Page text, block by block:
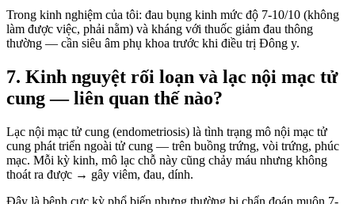
Trong kinh nghiệm của tôi: đau bụng kinh mức độ 7-10/10 (không
làm được việc, phải nằm) và kháng với thuốc giảm đau thông
thường — cần siêu âm phụ khoa trước khi điều trị Đông y.
7. Kinh nguyệt rối loạn và lạc nội mạc tử
cung — liên quan thế nào?
Lạc nội mạc tử cung (endometriosis) là tình trạng mô nội mạc tử
cung phát triển ngoài tử cung — trên buồng trứng, vòi trứng, phúc
mạc. Mỗi kỳ kinh, mô lạc chỗ này cũng chảy máu nhưng không
thoát ra được → gây viêm, đau, dính.
Đây là bệnh cực kỳ phổ biến nhưng thường bị chẩn đoán muộn 7-